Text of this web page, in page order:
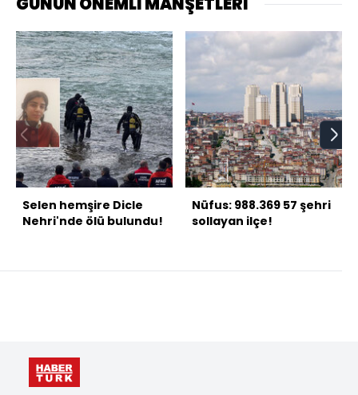
Selen hemşire Dicle
Nehri'nde ölü bulundu!
Nüfus: 988.369 57 şehri
sollayan ilçe!